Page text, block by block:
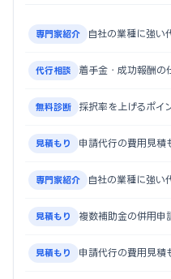
専門家紹介 自社の業種に強い
代行相談 着手金・成功報酬の
無料診断 採択率を上げるポイ
見積もり 申請代行の費用見積
専門家紹介 自社の業種に強い
見積もり 複数補助金の併用申
見積もり 申請代行の費用見積